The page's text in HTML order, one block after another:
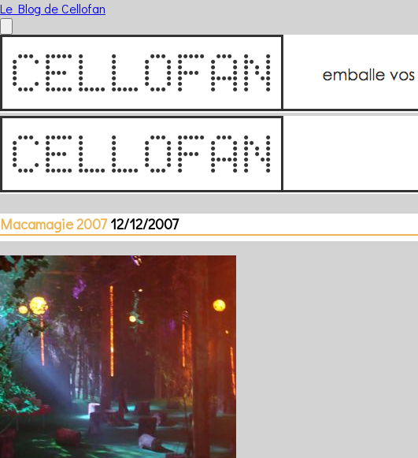
Le Blog de Cellofan
Macamagie 2007 12/12/2007